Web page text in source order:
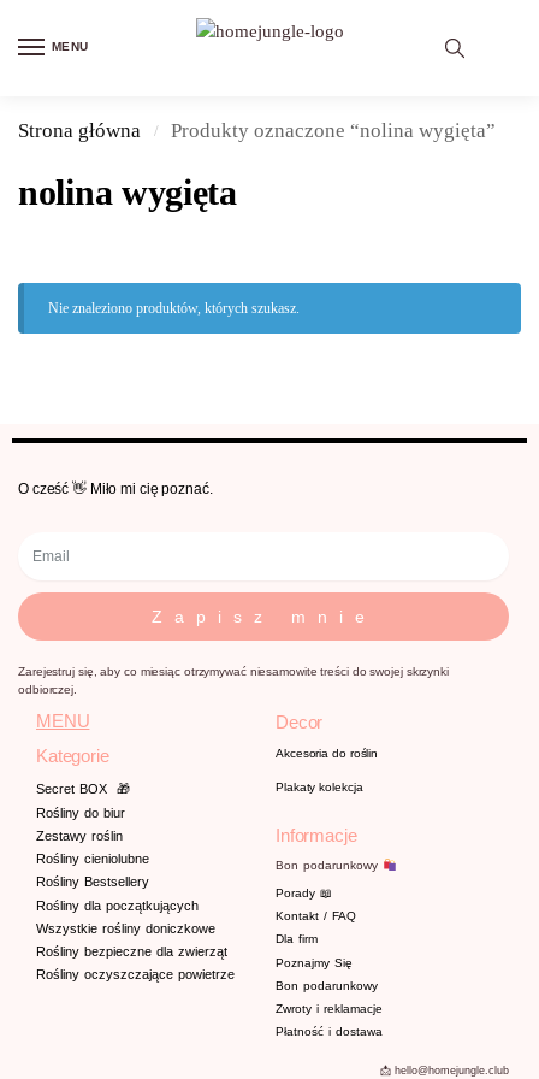
MENU
Strona główna / Produkty oznaczone “nolina wygięta”
nolina wygięta
Nie znaleziono produktów, których szukasz.
O cześć 👋 Miło mi cię poznać.
Zapisz mnie
Zarejestruj się, aby co miesiąc otrzymywać niesamowite treści do swojej skrzynki
odbiorczej.
MENU
Kategorie
Secret BOX
🎁
Rośliny do biur
Zestawy roślin
Rośliny cieniolubne
Rośliny Bestsellery
Rośliny dla początkujących
Wszystkie rośliny doniczkowe
Rośliny bezpieczne dla zwierząt
Rośliny oczyszczające powietrze
Decor
Akcesoria do roślin
Plakaty kolekcja
Informacje
Bon podarunkowy
Porady 📖
Kontakt / FAQ
Dla firm
Poznajmy Się
Bon podarunkowy
Zwroty i reklamacje
Płatność i dostawa
📩 hello@homejungle.club